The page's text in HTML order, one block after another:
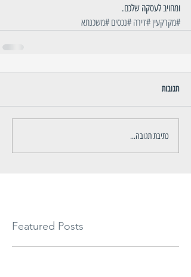
ומחויב לעסקה שלכם.
#מקרקעין#דירה #נכסים #משכנתא
תגובות
כתיבת תגובה...
Featured Posts